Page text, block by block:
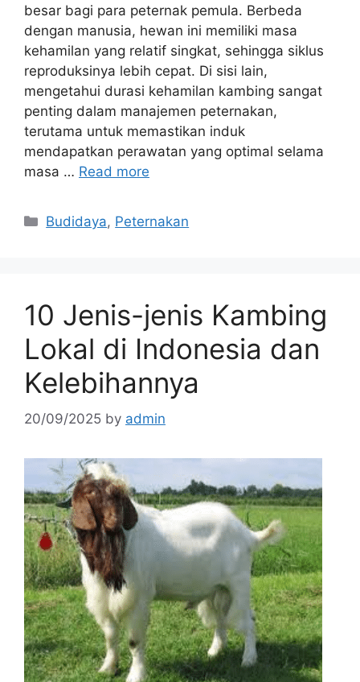
besar bagi para peternak pemula. Berbeda
dengan manusia, hewan ini memiliki masa
kehamilan yang relatif singkat, sehingga siklus
reproduksinya lebih cepat. Di sisi lain,
mengetahui durasi kehamilan kambing sangat
penting dalam manajemen peternakan,
terutama untuk memastikan induk
mendapatkan perawatan yang optimal selama
masa … Read more
Categories
Budidaya, Peternakan
10 Jenis-jenis Kambing
Lokal di Indonesia dan
Kelebihannya
20/09/2025 by admin